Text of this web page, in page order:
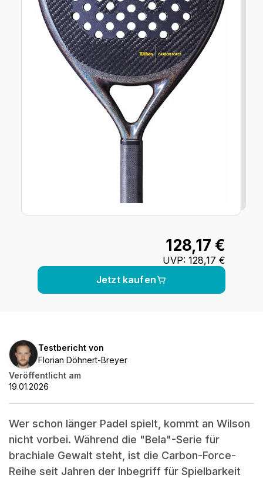
128,17 €
UVP: 128,17 €
Jetzt kaufen
Florian
Döhnert-
Breyer
Testbericht von
Florian Döhnert-Breyer
Veröffentlicht am
19.01.2026
Wer schon länger Padel spielt, kommt an Wilson
nicht vorbei. Während die "Bela"-Serie für
brachiale Gewalt steht, ist die Carbon-Force-
Reihe seit Jahren der Inbegriff für Spielbarkeit